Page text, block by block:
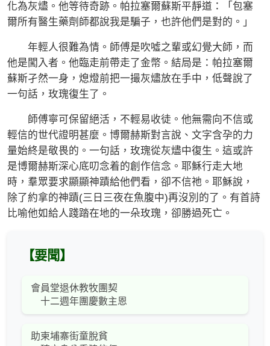
化為灰燼。他等待奇跡。帕拉塞爾蘇斯平靜道：「包塞
爾所有醫生藥劑師都說我是騙子，也許他們是對的。」
年輕人很難為情。師傅是吹噓之輩或幻覺大師，而
他是闖入者。他臨走前帶走了金幣。結局是：帕拉塞爾
蘇斯孑然一身，熄燈前把一撮灰燼放在手中，低聲說了
一句話，玫瑰復生了。
師傅寧可保留絕活，不輕易收徒。他無需向不信或
輕信的世代證明甚麼。博爾赫斯對言說、文字含孕的力
量始終是敬畏的。一句話，玫瑰從灰燼中復生。這或許
是博爾赫斯深心底叨念着的創作信念。耶穌行走大地
時，羣眾要求顯顯神蹟給他們看，卻不信祂。耶穌說，
除了約拿的神蹟(三日三夜在魚腹中)再沒別的了。有首詩
比喻他如給人踐踏在地的一朵玫瑰，卻勝過死亡。
【要聞】
會員堂退休教牧團契
十二週年團慶數主恩
助柬埔寨街童脫貧